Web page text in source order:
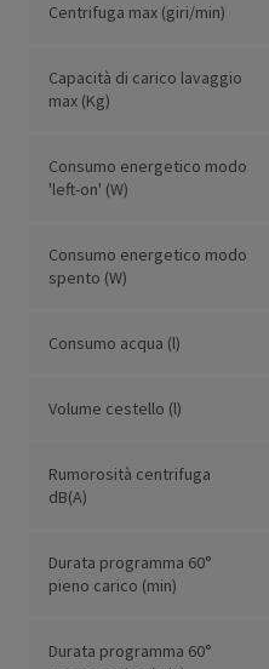
Centrifuga max (giri/min)
Capacità di carico lavaggio
max (Kg)
Consumo energetico modo
'left-on' (W)
Consumo energetico modo
spento (W)
Consumo acqua (l)
Volume cestello (l)
Rumorosità centrifuga
dB(A)
Durata programma 60°
pieno carico (min)
Durata programma 60°